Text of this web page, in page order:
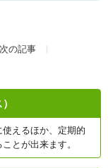
次の記事
）
えるほか、定期的
とが出来ます。